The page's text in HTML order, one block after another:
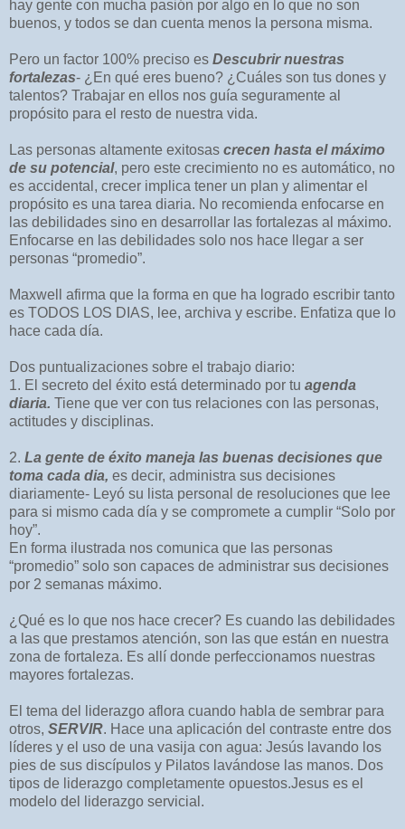
hay gente con mucha pasión por algo en lo que no son
buenos, y todos se dan cuenta menos la persona misma.
Pero un factor 100% preciso es Descubrir nuestras
fortalezas- ¿En qué eres bueno? ¿Cuáles son tus dones y
talentos? Trabajar en ellos nos guía seguramente al
propósito para el resto de nuestra vida.
Las personas altamente exitosas crecen hasta el máximo
de su potencial, pero este crecimiento no es automático, no
es accidental, crecer implica tener un plan y alimentar el
propósito es una tarea diaria. No recomienda enfocarse en
las debilidades sino en desarrollar las fortalezas al máximo.
Enfocarse en las debilidades solo nos hace llegar a ser
personas “promedio”.
Maxwell afirma que la forma en que ha logrado escribir tanto
es TODOS LOS DIAS, lee, archiva y escribe. Enfatiza que lo
hace cada día.
Dos puntualizaciones sobre el trabajo diario:
1. El secreto del éxito está determinado por tu agenda
diaria. Tiene que ver con tus relaciones con las personas,
actitudes y disciplinas.
2. La gente de éxito maneja las buenas decisiones que
toma cada dia, es decir, administra sus decisiones
diariamente- Leyó su lista personal de resoluciones que lee
para si mismo cada día y se compromete a cumplir “Solo por
hoy”.
En forma ilustrada nos comunica que las personas
“promedio” solo son capaces de administrar sus decisiones
por 2 semanas máximo.
¿Qué es lo que nos hace crecer? Es cuando las debilidades
a las que prestamos atención, son las que están en nuestra
zona de fortaleza. Es allí donde perfeccionamos nuestras
mayores fortalezas.
El tema del liderazgo aflora cuando habla de sembrar para
otros, SERVIR. Hace una aplicación del contraste entre dos
líderes y el uso de una vasija con agua: Jesús lavando los
pies de sus discípulos y Pilatos lavándose las manos. Dos
tipos de liderazgo completamente opuestos.Jesus es el
modelo del liderazgo servicial.